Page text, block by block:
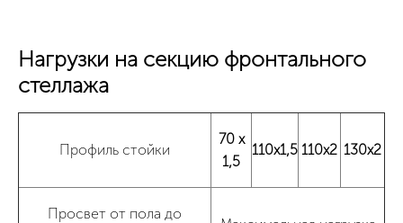
Нагрузки на секцию фронтального
стеллажа
Профиль стойки
70 х
1,5
110х1,5 110х2 130х2
Просвет от пола до